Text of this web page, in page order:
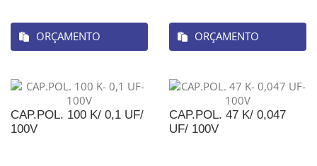
ORÇAMENTO ORÇAMENTO
CAP.POL. 100 K/ 0,1 UF/
100V
CAP.POL. 47 K/ 0,047
UF/ 100V